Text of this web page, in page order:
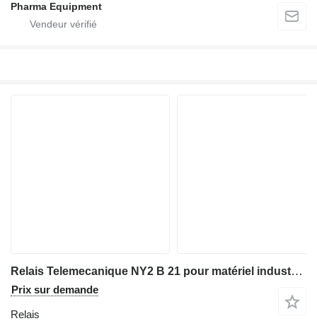
Pharma Equipment
Relais Telemecanique NY2 B 21 pour matériel industriel
Prix sur demande
Relais